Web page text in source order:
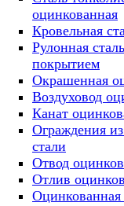
оцинкованная
Кровельная
Рулонная
покрытием
Окрашенная
Воздуховод
Канат
Ограждения
стали
Отвод
Отлив
Оцинкованная